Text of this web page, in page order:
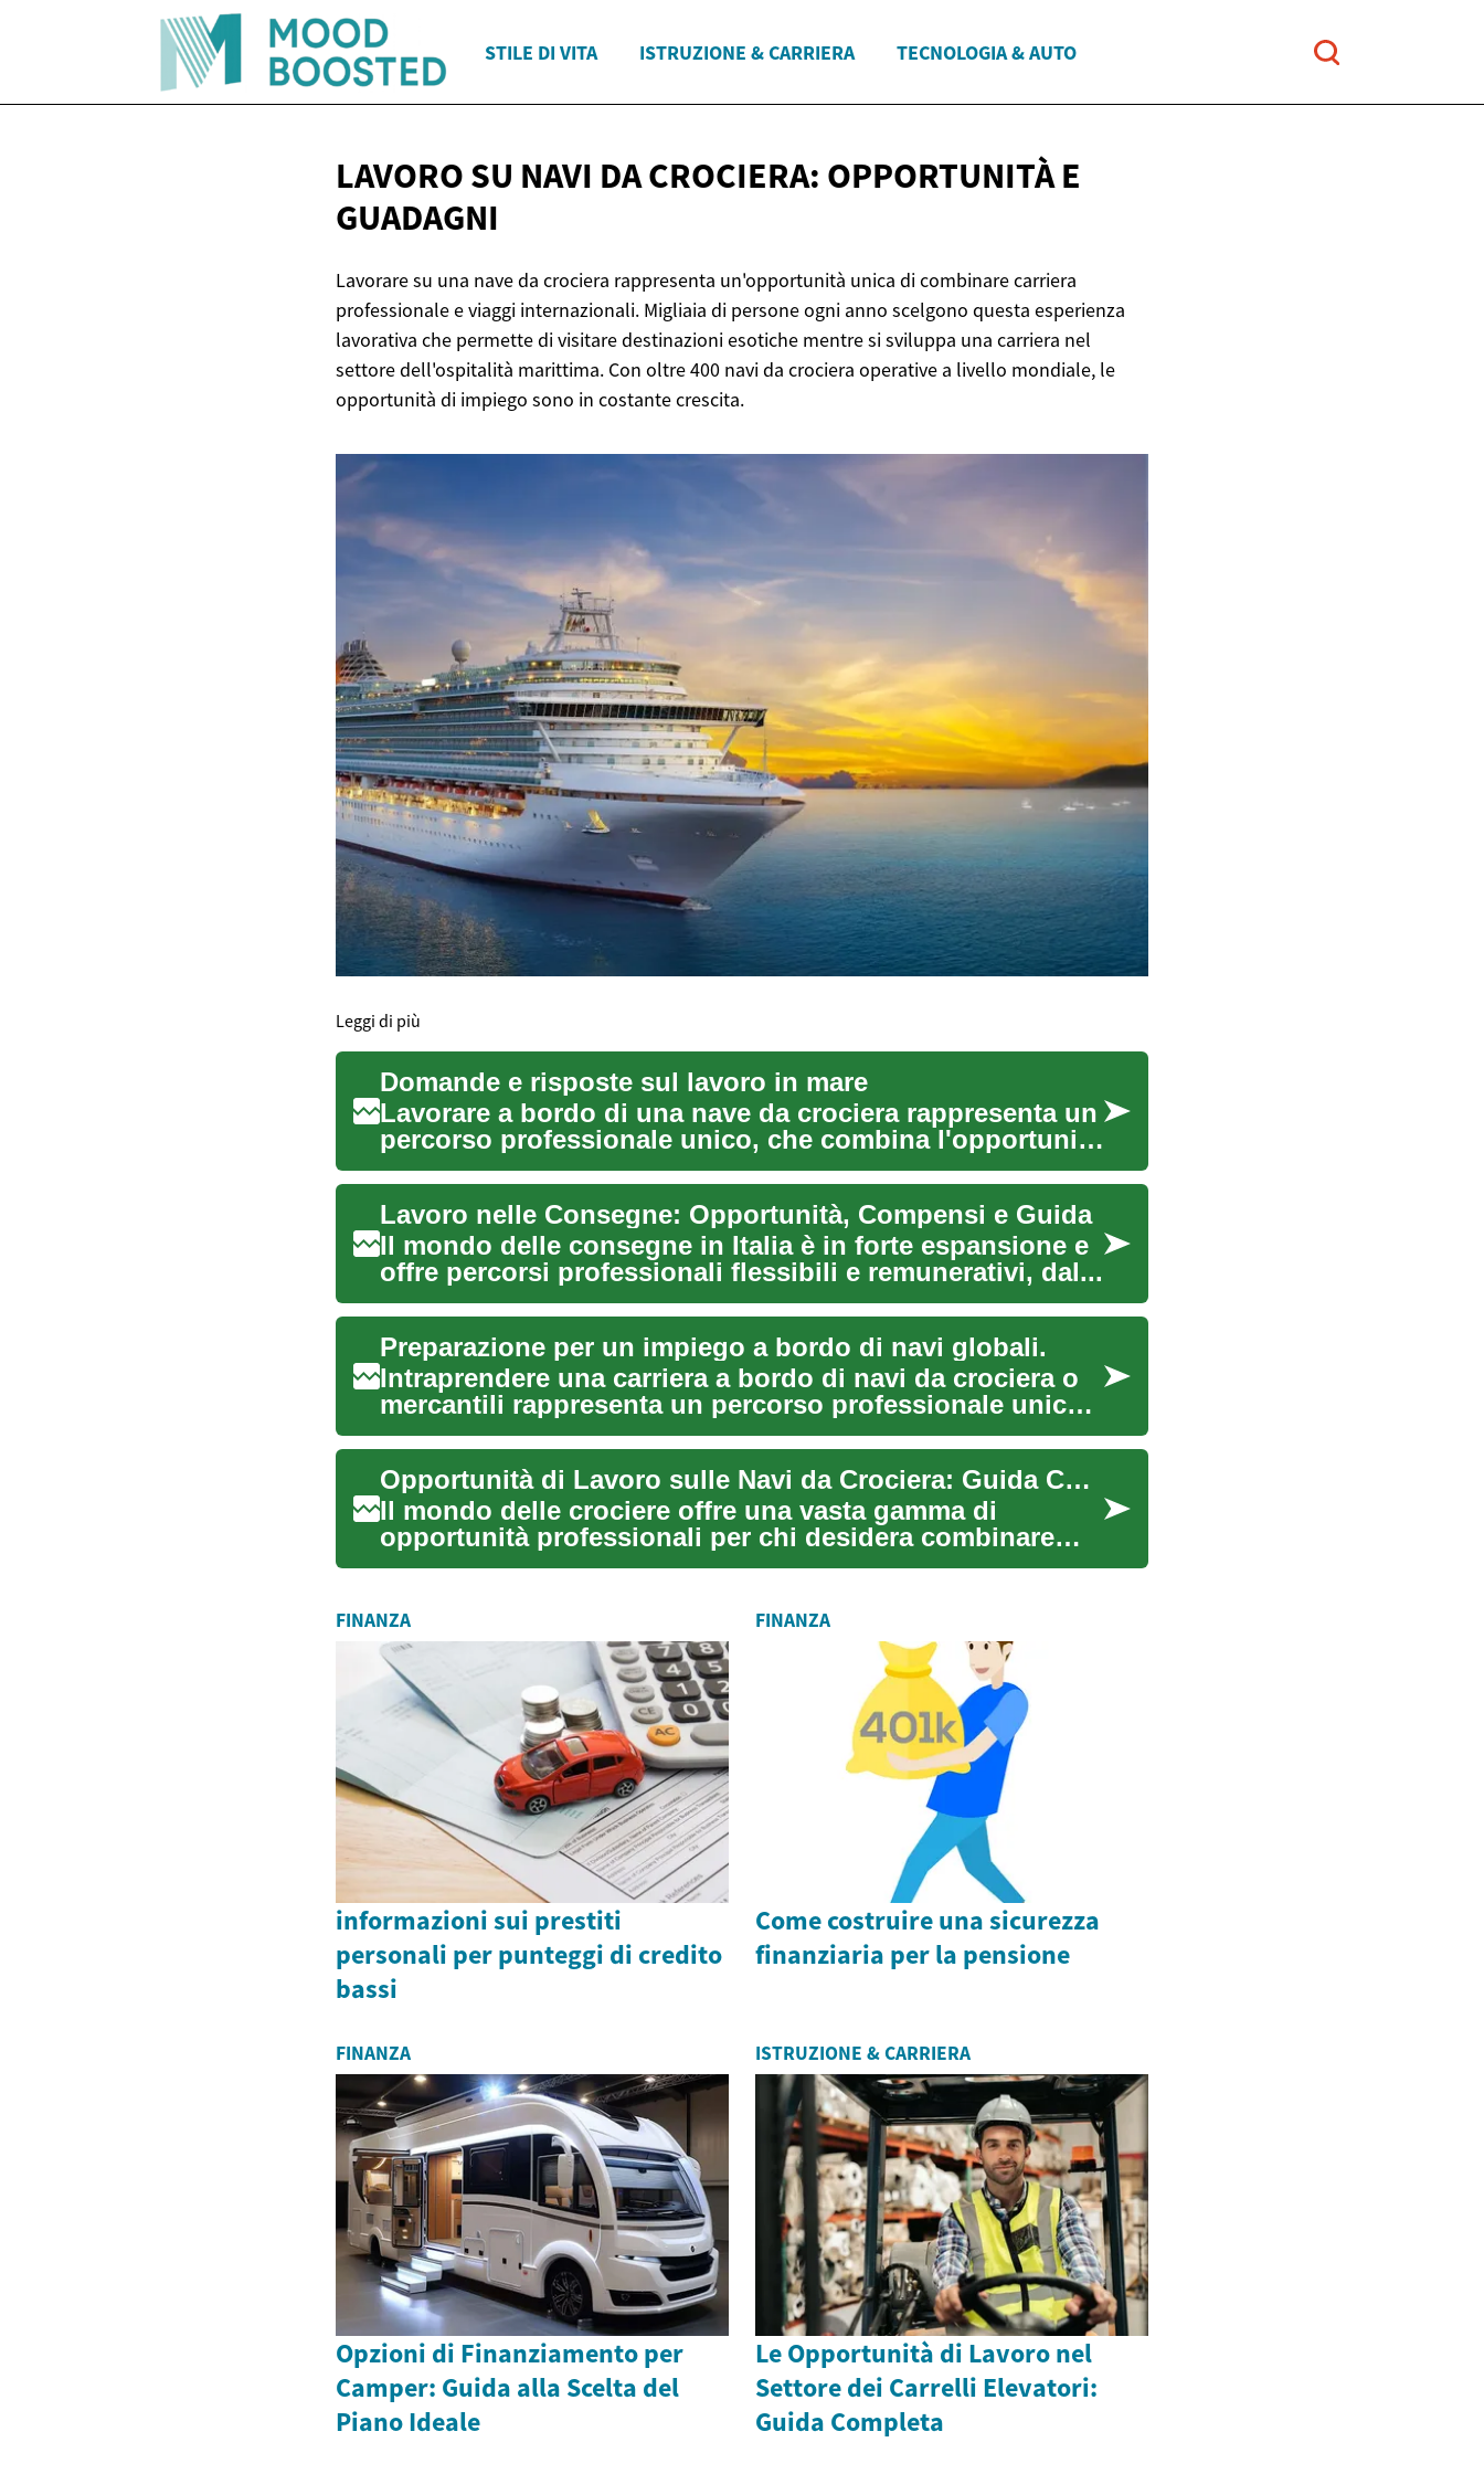
STILE DI VITA ISTRUZIONE & CARRIERA TECNOLOGIA & AUTO
LAVORO SU NAVI DA CROCIERA: OPPORTUNITÀE
GUADAGNI
Lavorare su una nave da crociera rappresenta un'opportunità unica di combinare carriera
professionale e viaggi internazionali. Migliaia di persone ogni anno scelgono questa esperienza
lavorativa che permette di visitare destinazioni esotiche mentre si sviluppa una carriera nel
settore dell'ospitalità marittima. Con oltre 400 navi da crociera operative a livello mondiale, le
opportunità di impiego sono in costante crescita.
Leggi di più
Domande e risposte sul lavoro in mare
Lavorare a bordo di una nave da crociera rappresenta un
percorso professionale unico, che combina l'opportunità
di vi...
Lavoro nelle Consegne: Opportunità, Compensi e Guida
Il mondo delle consegne in Italia è in forte espansione e
offre percorsi professionali flessibili e remunerativi, dal...
Preparazione per un impiego a bordo di navi globali.
Intraprendere una carriera a bordo di navi da crociera o
mercantili rappresenta un percorso professionale unico,
ricc...
Opportunità di Lavoro sulle Navi da Crociera: Guida Completa
Il mondo delle crociere offre una vasta gamma di
opportunità professionali per chi desidera combinare
lavoro e viaggi...
FINANZA
informazioni sui prestiti
personali per punteggi di credito
bassi
FINANZA
Come costruire una sicurezza
finanziaria per la pensione
FINANZA
Opzioni di Finanziamento per
Camper: Guida alla Scelta del
Piano Ideale
ISTRUZIONE & CARRIERA
Le Opportunità di Lavoro nel
Settore dei Carrelli Elevatori:
Guida Completa